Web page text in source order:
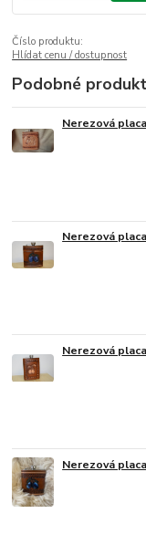
Číslo produktu:
Hlídat cenu / dostupnost
Podobné
Nerezová
Nerezová
Nerezová
Nerezová